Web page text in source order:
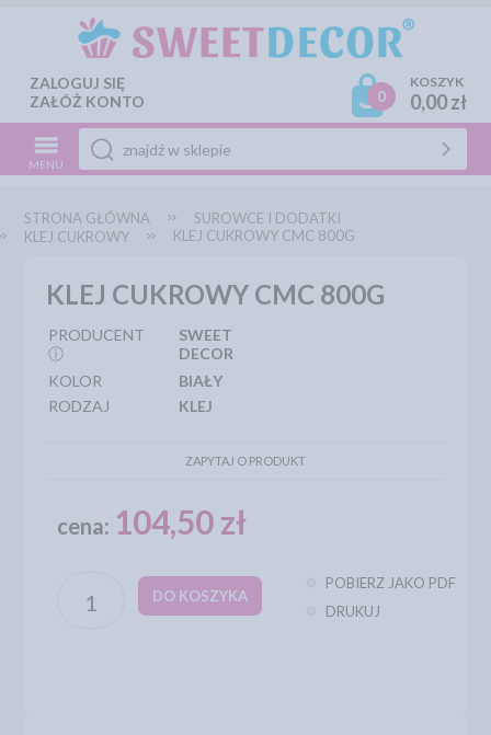
ZALOGUJ SIĘ
ZAŁÓŻ KONTO
0
KOSZYK
0,00 zł
MENU
STRONA GŁÓWNA
SUROWCE I DODATKI
KLEJ CUKROWY
KLEJ CUKROWY CMC 800G
KLEJ CUKROWY CMC 800G
PRODUCENT
ⓘ
SWEET
DECOR
KOLOR
BIAŁY
RODZAJ
KLEJ
ZAPYTAJ O PRODUKT
cena: 104,50 zł
DO KOSZYKA
POBIERZ JAKO PDF
DRUKUJ